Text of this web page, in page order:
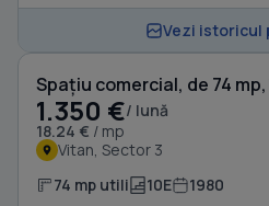
Vezi istoricul
Spațiu comercial, de 74
1.350 €/ lună
18.24 € / mp
Vitan, Sector 3
74 mp utili 10E 1980